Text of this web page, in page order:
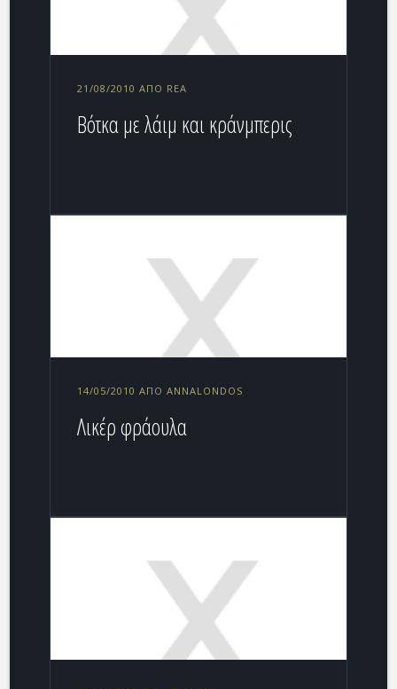
21/08/2010 ΑΠΌ REA
Βότκα με λάιμ και κράνμπερις
14/05/2010 ΑΠΌ ANNALONDOS
Λικέρ φράουλα